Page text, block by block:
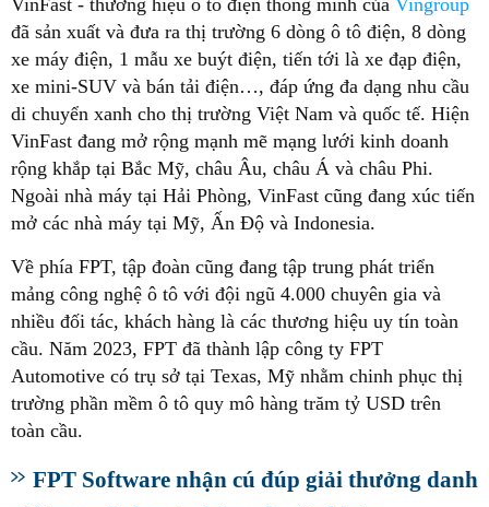
đã sản xuất và đưa ra thị trường 6 dòng ô tô điện, 8 dòng
xe máy điện, 1 mẫu xe buýt điện, tiến tới là xe đạp điện,
xe mini-SUV và bán tải điện…, đáp ứng đa dạng nhu cầu
di chuyển xanh cho thị trường Việt Nam và quốc tế. Hiện
VinFast đang mở rộng mạnh mẽ mạng lưới kinh doanh
rộng khắp tại Bắc Mỹ, châu Âu, châu Á và châu Phi.
Ngoài nhà máy tại Hải Phòng, VinFast cũng đang xúc tiến
mở các nhà máy tại Mỹ, Ấn Độ và Indonesia.
Về phía FPT, tập đoàn cũng đang tập trung phát triển
mảng công nghệ ô tô với đội ngũ 4.000 chuyên gia và
nhiều đối tác, khách hàng là các thương hiệu uy tín toàn
cầu. Năm 2023, FPT đã thành lập công ty FPT
Automotive có trụ sở tại Texas, Mỹ nhằm chinh phục thị
trường phần mềm ô tô quy mô hàng trăm tỷ USD trên
toàn cầu.
FPT Software nhận cú đúp giải thưởng danh